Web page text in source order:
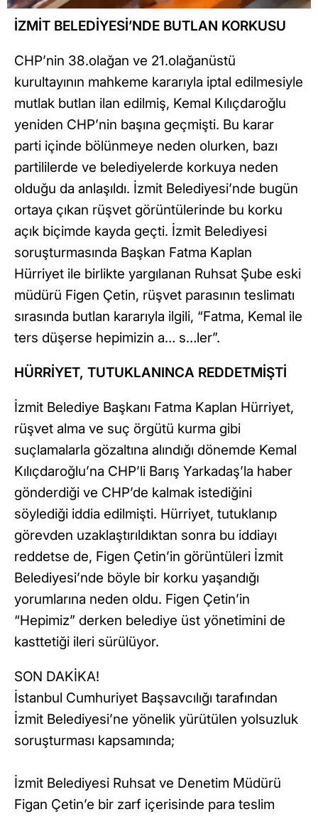
İZMİT BELEDİYESİ’NDE BUTLAN KORKUSU
CHP’nin 38.olağan ve 21.olağanüstü
kurultayının mahkeme kararıyla iptal edilmesiyle
mutlak butlan ilan edilmiş, Kemal Kılıçdaroğlu
yeniden CHP’nin başına geçmişti. Bu karar
parti içinde bölünmeye neden olurken, bazı
partililerde ve belediyelerde korkuya neden
olduğu da anlaşıldı. İzmit Belediyesi’nde bugün
ortaya çıkan rüşvet görüntülerinde bu korku
açık biçimde kayda geçti. İzmit Belediyesi
soruşturmasında Başkan Fatma Kaplan
Hürriyet ile birlikte yargılanan Ruhsat Şube eski
müdürü Figen Çetin, rüşvet parasının teslimatı
sırasında butlan kararıyla ilgili, “Fatma, Kemal ile
ters düşerse hepimizin a… s…ler”.
HÜRRİYET, TUTUKLANINCA REDDETMİŞTİ
İzmit Belediye Başkanı Fatma Kaplan Hürriyet,
rüşvet alma ve suç örgütü kurma gibi
suçlamalarla gözaltına alındığı dönemde Kemal
Kılıçdaroğlu’na CHP’li Barış Yarkadaş’la haber
gönderdiği ve CHP’de kalmak istediğini
söylediği iddia edilmişti. Hürriyet, tutuklanıp
görevden uzaklaştırıldıktan sonra bu iddiayı
reddetse de, Figen Çetin’in görüntüleri İzmit
Belediyesi’nde böyle bir korku yaşandığı
yorumlarına neden oldu. Figen Çetin’in
“Hepimiz” derken belediye üst yönetimini de
kasttetiği ileri sürülüyor.
SON DAKİKA!
İstanbul Cumhuriyet Başsavcılığı tarafından
İzmit Belediyesi’ne yönelik yürütülen yolsuzluk
soruşturması kapsamında;
İzmit Belediyesi Ruhsat ve Denetim Müdürü
Figan Çetin’e bir zarf içerisinde para teslim